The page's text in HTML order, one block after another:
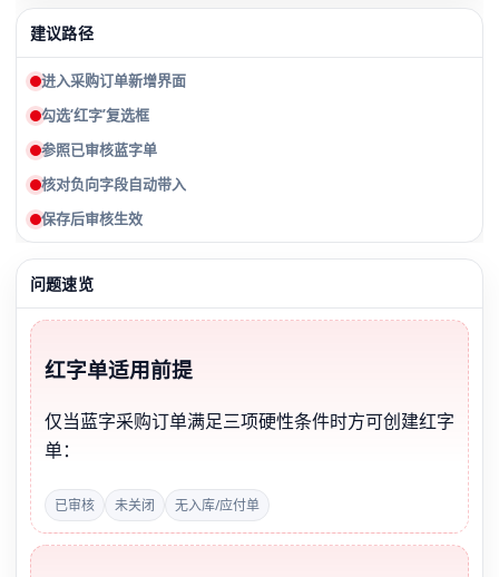
建议路径
进入采购订单新增界面
勾选‘红字’复选框
参照已审核蓝字单
核对负向字段自动带入
保存后审核生效
问题速览
红字单适用前提
仅当蓝字采购订单满足三项硬性条件时方可创建红字
单：
已审核 未关闭 无入库/应付单